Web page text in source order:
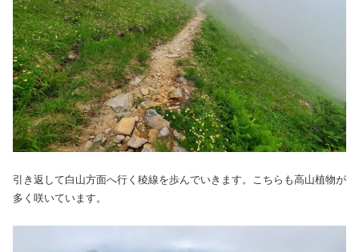
引き返して白山方面へ行く稜線を歩んでいきます。こちらも高山植物が
多く咲いています。